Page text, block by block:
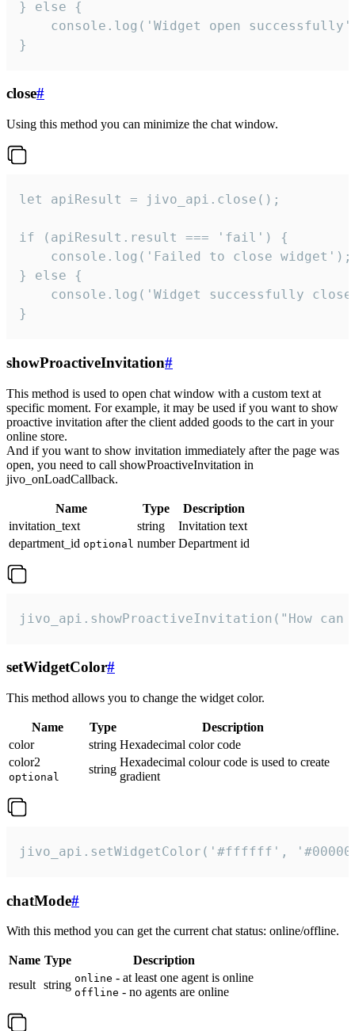
} else {
console.log('Widget open
}
close#
Using this method you can minimize the chat window.
let apiResult = jivo_api.close();
if (apiResult.result === 'fail') {
    console.log('Failed to close widget');
} else {
console.log('Widget successfully
}
showProactiveInvitation#
This method is used to open chat window with a custom text at
specific moment. For example, it may be used if you want to show
proactive invitation after the client added goods to the cart in your
online store.
And if you want to show invitation immediately after the page was
open, you need to call showProactiveInvitation in
jivo_onLoadCallback.
Name Type
Description
invitation_text
string
Invitation text
department_id optional number Department id
jivo_api.showProactiveInvitation("How
setWidgetColor#
This method allows you to change the widget color.
Name Type
Description
color
string Hexadecimal color code
color2
optional
string
Hexadecimal colour code is used to create
gradient
jivo_api.setWidgetColor('#ffffff',
chatMode#
With this method you can get the current chat status: online/offline.
Name Type
Description
result string online - at least one agent is online
offline - no agents are online